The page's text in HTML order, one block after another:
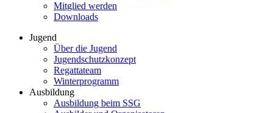
Mitglied werden
Downloads
Jugend
Über die Jugend
Jugendschutzkonzept
Regattateam
Winterprogramm
Ausbildung
Ausbildung beim SSG